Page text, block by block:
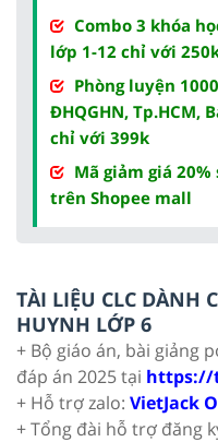
Combo 3 khóa
lớp 1-12 chỉ với
Phòng luyện
ĐHQGHN, Tp.HCM,
chỉ với 399k
Mã giảm giá
trên Shopee mall
TÀI LIỆU CLC DÀNH
HUYNH LỚP 6
+ Bộ giáo án, bài giảng
đáp án 2025 tại https://
+ Hỗ trợ zalo: VietJack
+ Tổng đài hỗ trợ đăng